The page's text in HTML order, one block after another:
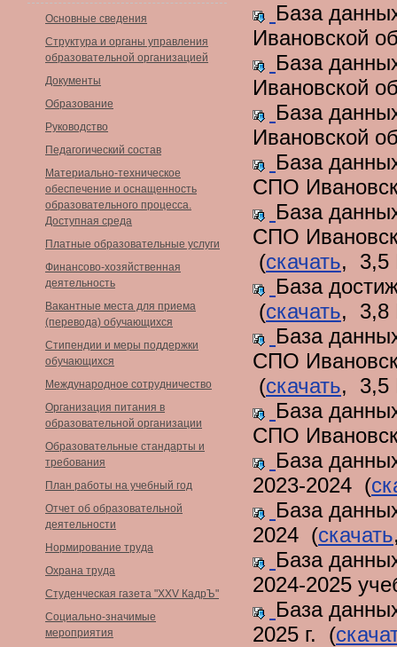
Основные сведения
Структура и органы управления
образовательной организацией
Документы
Образование
Руководство
Педагогический состав
Материально-техническое
обеспечение и оснащенность
образовательного процесса.
Доступная среда
Платные образовательные услуги
Финансово-хозяйственная
деятельность
Вакантные места для приема
(перевода) обучающихся
Стипендии и меры поддержки
обучающихся
Международное сотрудничество
Организация питания в
образовательной организации
Образовательные стандарты и
требования
План работы на учебный год
Отчет об образовательной
деятельности
Нормирование труда
Охрана труда
Студенческая газета "XXV КадрЪ"
Социально-значимые
мероприятия
База
Ивановской
База
Ивановской
База
Ивановской
База
СПО
База
СПО
(скачать, 3,5
База
(скачать, 3,8
База
СПО
(скачать, 3,5
База
СПО
База
2023-2024 (
База
2024 (скачать
База
2024-2025
База
2025 г. (